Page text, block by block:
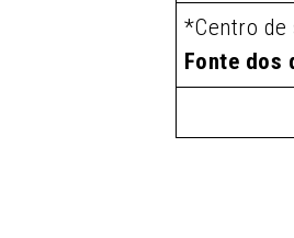
*Centro de
Fonte dos